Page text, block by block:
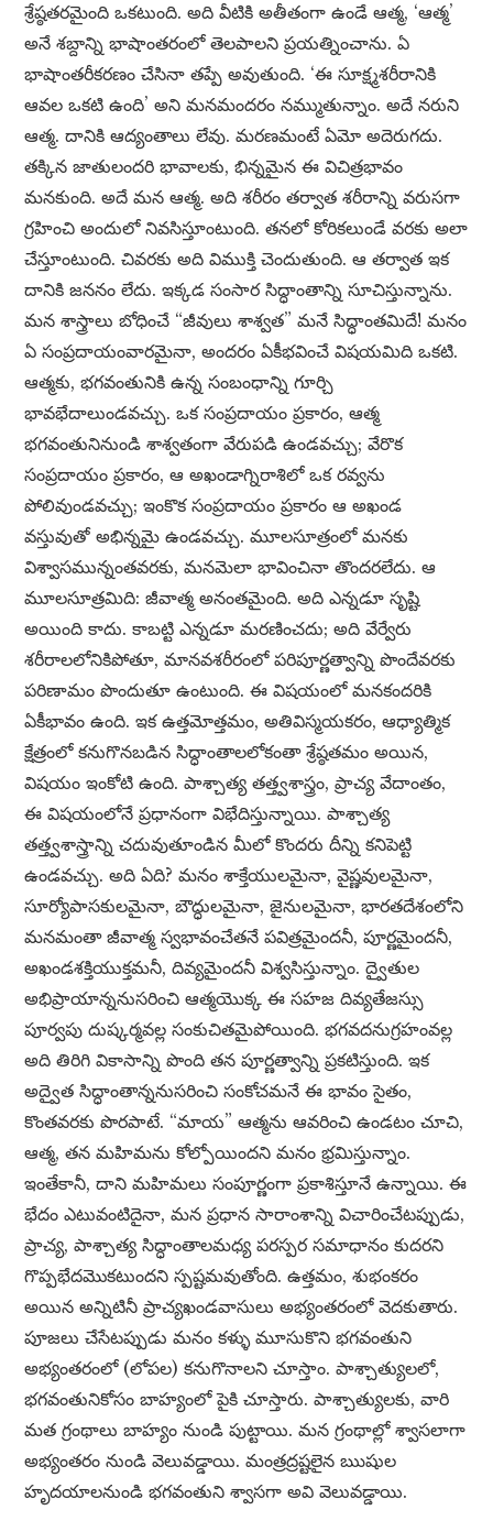
శ్రేష్ఠతరమైంది ఒకటుంది. అది వీటికి అతీతంగా ఉండే ఆత్మ, ‘ఆత్మ’
అనే శబ్దాన్ని భాషాంతరంలో తెలపాలని ప్రయత్నించాను. ఏ
భాషాంతరీకరణం చేసినా తప్పే అవుతుంది. ‘ఈ సూక్ష్మశరీరానికి
ఆవల ఒకటి ఉంది’ అని మనమందరం నమ్ముతున్నాం. అదే నరుని
ఆత్మ. దానికి ఆద్యంతాలు లేవు. మరణమంటే ఏమో అదెరుగదు.
తక్కిన జాతులందరి భావాలకు, భిన్నమైన ఈ విచిత్రభావం
మనకుంది. అదే మన ఆత్మ. అది శరీరం తర్వాత శరీరాన్ని వరుసగా
గ్రహించి అందులో నివసిస్తూంటుంది. తనలో కోరికలుండే వరకు అలా
చేస్తూంటుంది. చివరకు అది విముక్తి చెందుతుంది. ఆ తర్వాత ఇక
దానికి జననం లేదు. ఇక్కడ సంసార సిద్ధాంతాన్ని సూచిస్తున్నాను.
మన శాస్త్రాలు బోధించే “జీవులు శాశ్వత” మనే సిద్ధాంతమిదే! మనం
ఏ సంప్రదాయంవారమైనా, అందరం ఏకీభవించే విషయమిది ఒకటి.
ఆత్మకు, భగవంతునికి ఉన్న సంబంధాన్ని గూర్చి
భావభేదాలుండవచ్చు. ఒక సంప్రదాయం ప్రకారం, ఆత్మ
భగవంతునినుండి శాశ్వతంగా వేరుపడి ఉండవచ్చు; వేరొక
సంప్రదాయం ప్రకారం, ఆ అఖండాగ్నిరాశిలో ఒక రవ్వను
పోలివుండవచ్చు; ఇంకొక సంప్రదాయం ప్రకారం ఆ అఖండ
వస్తువుతో అభిన్నమై ఉండవచ్చు. మూలసూత్రంలో మనకు
విశ్వాసమున్నంతవరకు, మనమెలా భావించినా తొందరలేదు. ఆ
మూలసూత్రమిది: జీవాత్మ అనంతమైంది. అది ఎన్నడూ సృష్టి
అయింది కాదు. కాబట్టి ఎన్నడూ మరణించదు; అది వేర్వేరు
శరీరాలలోనికిపోతూ, మానవశరీరంలో పరిపూర్ణత్వాన్ని పొందేవరకు
పరిణామం పొందుతూ ఉంటుంది. ఈ విషయంలో మనకందరికి
ఏకీభావం ఉంది. ఇక ఉత్తమోత్తమం, అతివిస్మయకరం, ఆధ్యాత్మిక
క్షేత్రంలో కనుగొనబడిన సిద్ధాంతాలలోకంతా శ్రేష్ఠతమం అయిన,
విషయం ఇంకోటి ఉంది. పాశ్చాత్య తత్త్వశాస్త్రం, ప్రాచ్య వేదాంతం,
ఈ విషయంలోనే ప్రధానంగా విభేదిస్తున్నాయి. పాశ్చాత్య
తత్త్వశాస్త్రాన్ని చదువుతూండిన మీలో కొందరు దీన్ని కనిపెట్టి
ఉండవచ్చు. అది ఏది? మనం శాక్తేయులమైనా, వైష్ణవులమైనా,
సూర్యోపాసకులమైనా, బౌద్ధులమైనా, జైనులమైనా, భారతదేశంలోని
మనమంతా జీవాత్మ స్వభావంచేతనే పవిత్రమైందనీ, పూర్ణమైందనీ,
అఖండశక్తియుక్తమనీ, దివ్యమైందనీ విశ్వసిస్తున్నాం. ద్వైతుల
అభిప్రాయాన్ననుసరించి ఆత్మయొక్క ఈ సహజ దివ్యతేజస్సు
పూర్వపు దుష్కర్మవల్ల సంకుచితమైపోయింది. భగవదనుగ్రహంవల్ల
అది తిరిగి వికాసాన్ని పొంది తన పూర్ణత్వాన్ని ప్రకటిస్తుంది. ఇక
అద్వైత సిద్ధాంతాన్ననుసరించి సంకోచమనే ఈ భావం సైతం,
కొంతవరకు పొరపాటే. “మాయ” ఆత్మను ఆవరించి ఉండటం చూచి,
ఆత్మ, తన మహిమను కోల్పోయిందని మనం భ్రమిస్తున్నాం.
ఇంతేకానీ, దాని మహిమలు సంపూర్ణంగా ప్రకాశిస్తూనే ఉన్నాయి. ఈ
భేదం ఎటువంటిదైనా, మన ప్రధాన సారాంశాన్ని విచారించేటప్పుడు,
ప్రాచ్య, పాశ్చాత్య సిద్ధాంతాలమధ్య పరస్పర సమాధానం కుదరని
గొప్పభేదమొకటుందని స్పష్టమవుతోంది. ఉత్తమం, శుభంకరం
అయిన అన్నిటినీ ప్రాచ్యఖండవాసులు అభ్యంతరంలో వెదకుతారు.
పూజలు చేసేటప్పుడు మనం కళ్ళు మూసుకొని భగవంతుని
అభ్యంతరంలో (లోపల) కనుగొనాలని చూస్తాం. పాశ్చాత్యులలో,
భగవంతునికోసం బాహ్యంలో పైకి చూస్తారు. పాశ్చాత్యులకు, వారి
మత గ్రంథాలు బాహ్యం నుండి పుట్టాయి. మన గ్రంథాల్లో శ్వాసలాగా
అభ్యంతరం నుండి వెలువడ్డాయి. మంత్రద్రష్టలైన ఋషుల
హృదయాలనుండి భగవంతుని శ్వాసగా అవి వెలువడ్డాయి.